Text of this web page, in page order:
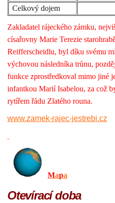
Celkový dojem
Zakladatel rájeckého zámku,
císařovny Marie Terezie
Reifferscheidlu, byl díku svému
výchovou následníka trůnu,
funkce zprostředkoval mimo jiné
infantkou Marií Isabelou, za což
rytířem řádu Zlatého rouna.
www.zamek-rajec-jestrebi.cz
Mapa
Otevírací doba